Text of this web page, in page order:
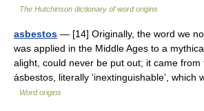
The Hutchinson dictionary of word origins
asbestos — [14] Originally, the word we
was applied in the Middle Ages to a
alight, could never be put out; it came
ásbestos, literally ‘inextinguishable’, which
Word origins